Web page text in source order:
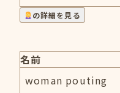
の詳細を見る
名前
woman pouting